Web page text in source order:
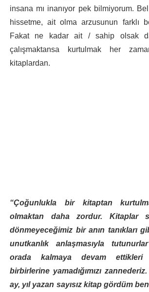
insana mı inanıyor pek bilmiyorum.
hissetme, ait olma arzusunun farklı
Fakat ne kadar ait / sahip olsak
çalışmaktansa kurtulmak her
kitaplardan.
“Çoğunlukla bir kitaptan
olmaktan daha zordur. Kitaplar
dönmeyeceğimiz bir anın tanıkları
unutkanlık anlaşmasıyla
orada kalmaya devam ettikleri
birbirlerine yamadığımızı
ay, yıl yazan sayısız kitap gördüm